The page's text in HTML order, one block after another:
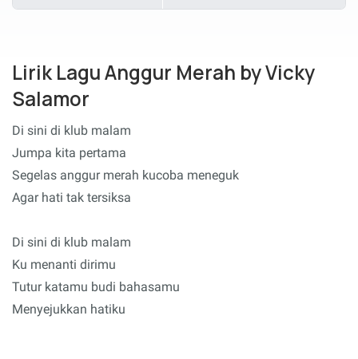
Lirik Lagu Anggur Merah by Vicky
Salamor
Di sini di klub malam
Jumpa kita pertama
Segelas anggur merah kucoba meneguk
Agar hati tak tersiksa
Di sini di klub malam
Ku menanti dirimu
Tutur katamu budi bahasamu
Menyejukkan hatiku